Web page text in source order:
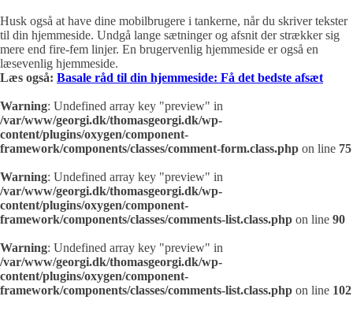
Husk også at have dine mobilbrugere i tankerne, når du skriver tekster
til din hjemmeside. Undgå lange sætninger og afsnit der strækker sig
mere end fire-fem linjer. En brugervenlig hjemmeside er også en
læsevenlig hjemmeside.
Læs også: Basale råd til din hjemmeside: Få det bedste afsæt
Warning: Undefined array key "preview" in
/var/www/georgi.dk/thomasgeorgi.dk/wp-
content/plugins/oxygen/component-
framework/components/classes/comment-form.class.php on line 75
Warning: Undefined array key "preview" in
/var/www/georgi.dk/thomasgeorgi.dk/wp-
content/plugins/oxygen/component-
framework/components/classes/comments-list.class.php on line 90
Warning: Undefined array key "preview" in
/var/www/georgi.dk/thomasgeorgi.dk/wp-
content/plugins/oxygen/component-
framework/components/classes/comments-list.class.php on line 102